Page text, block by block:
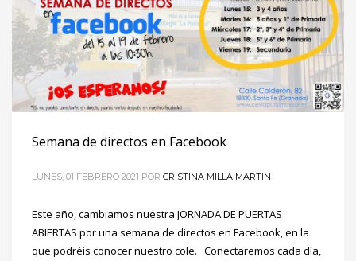
Semana de directos en Facebook
LUNES, 01 FEBRERO 2021 POR CRISTINA MILLA MARTIN
Este año, cambiamos nuestra JORNADA DE PUERTAS
ABIERTAS por una semana de directos en Facebook, en la
que podréis conocer nuestro cole. Conectaremos cada día,